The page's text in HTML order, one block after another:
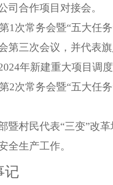
合作项目对接会。
次常务会暨“五大任
三次会议，并代表
年新建重大项目调度
次常务会暨“五大任
村民代表“三变”改革
全生产工作。
记